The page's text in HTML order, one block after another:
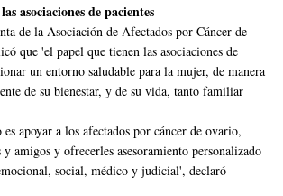
asociaciones de pacientes
de la Asociación de Afectados por Cáncer de
que 'el papel que tienen las asociaciones de
un entorno saludable para la mujer, de manera
de su bienestar, y de su vida, tanto familiar
apoyar a los afectados por cáncer de ovario,
amigos y ofrecerles asesoramiento personalizado
social, médico y judicial', declaró